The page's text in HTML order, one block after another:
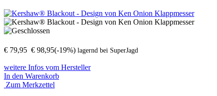
€ 79,95 € 98,95(-19%) lagernd bei SuperJagd
weitere Infos vom Hersteller
In den Warenkorb
Zum Merkzettel